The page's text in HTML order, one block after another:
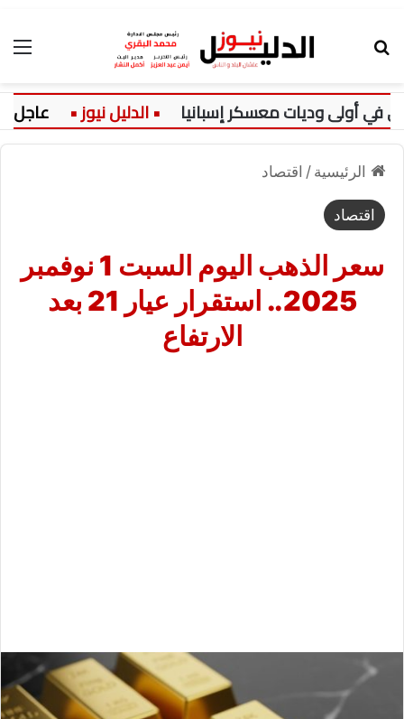
أولى وديات معسكر إسبانيا عاجل:
الرئيسية / اقتصاد
اقتصاد
سعر الذهب اليوم السبت 1 نوفمبر
2025.. استقرار عيار 21 بعد
الارتفاع